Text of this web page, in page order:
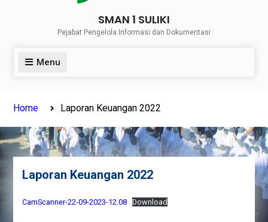
SMAN 1 SULIKI
Pejabat Pengelola Informasi dan Dokumentasi
Menu
Home Laporan Keuangan 2022
Laporan Keuangan 2022
CamScanner-22-09-2023-12.08 Download